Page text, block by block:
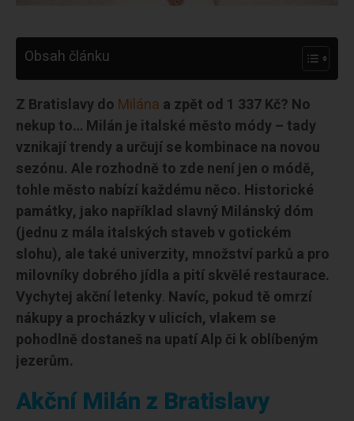
Obsah článku
Z Bratislavy do Milána a zpět od 1 337 Kč? No
nekup to… Milán je italské město módy – tady
vznikají trendy a určují se kombinace na novou
sezónu. Ale rozhodně to zde není jen o módě,
tohle město nabízí každému něco. Historické
památky, jako například slavný Milánský dóm
(jednu z mála italských staveb v gotickém
slohu), ale také univerzity, množství parků a pro
milovníky dobrého jídla a pití skvělé restaurace.
Vychytej akční letenky. Navíc, pokud tě omrzí
nákupy a procházky v ulicích, vlakem se
pohodlně dostaneš na upatí Alp či k oblíbeným
jezerům.
Akční Milán z Bratislavy